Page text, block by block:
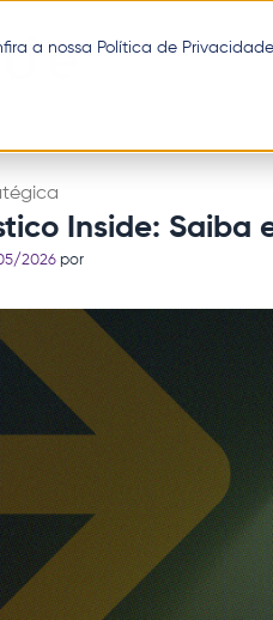
a nossa Política de Privacidade
Inside: Saiba
2026 por